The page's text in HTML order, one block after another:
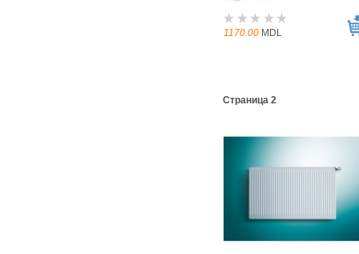
1170.00 MDL
Страница 2